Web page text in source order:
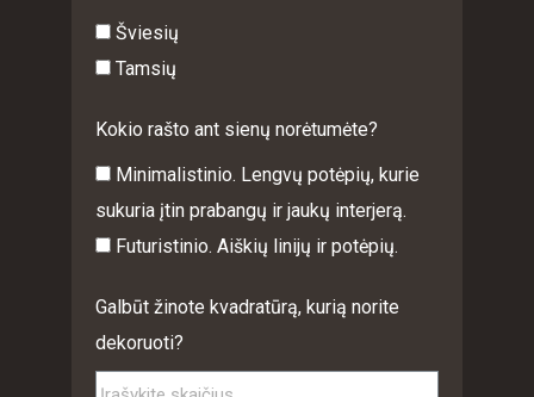
Šviesių
Tamsių
Kokio rašto ant sienų norėtumėte?
Minimalistinio. Lengvų potėpių, kurie
sukuria įtin prabangų ir jaukų interjerą.
Futuristinio. Aiškių linijų ir potėpių.
Galbūt žinote kvadratūrą, kurią norite
dekoruoti?